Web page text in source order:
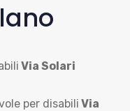
Via Solari
per disabili Via